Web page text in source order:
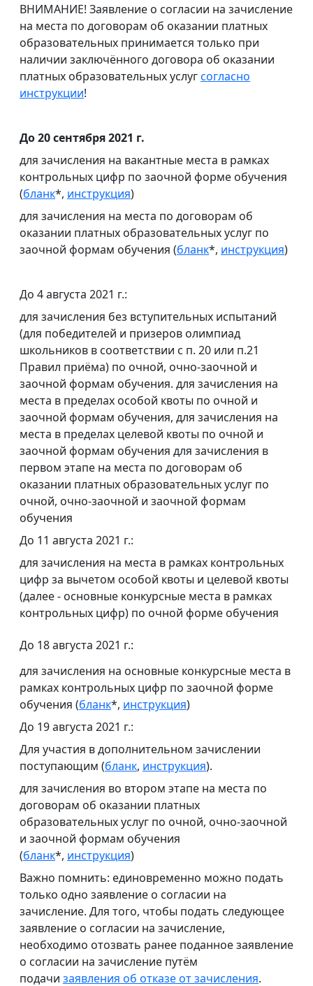
ВНИМАНИЕ! Заявление о согласии на зачисление
на места по договорам об оказании платных
образовательных принимается только при
наличии заключённого договора об оказании
платных образовательных услугсогласно
инструкции!
До 20 сентября 2021 г.
для зачисления на вакантные места в рамках
контрольных цифр по заочной форме обучения
(бланк*, инструкция)
для зачисления на места по договорам об
оказании платных образовательных услуг по
заочной формам обучения (бланк*, инструкция)
До 4 августа 2021 г.:
для зачисления без вступительных испытаний
(для победителей и призеров олимпиад
школьников в соответствии с п. 20 или п.21
Правил приёма) по очной, очно-заочной и
заочной формам обучения. для зачисления на
места в пределах особой квоты по очной и
заочной формам обучения, для зачисления на
места в пределах целевой квоты по очной и
заочной формам обучения для зачисления в
первом этапе на места по договорам об
оказании платных образовательных услуг по
очной, очно-заочной и заочной формам
обучения
До 11 августа 2021 г.:
для зачисления на места в рамках контрольных
цифр за вычетом особой квоты и целевой квоты
(далее - основные конкурсные места в рамках
контрольных цифр) по очной форме обучения
До 18 августа 2021 г.:
для зачисления на основные конкурсные места в
рамках контрольных цифр по заочной форме
обучения (бланк*, инструкция)
До 19 августа 2021 г.:
Для участия в дополнительном зачислении
поступающим (бланк, инструкция).
для зачисления во втором этапе на места по
договорам об оказании платных
образовательных услуг по очной, очно-заочной
и заочной формам обучения
(бланк*, инструкция)
Важно помнить: единовременно можно подать
только одно заявление о согласии на
зачисление. Для того, чтобы подать следующее
заявление о согласии на зачисление,
необходимо отозвать ранее поданное заявление
о согласии на зачисление путём
подачи заявления об отказе от зачисления.